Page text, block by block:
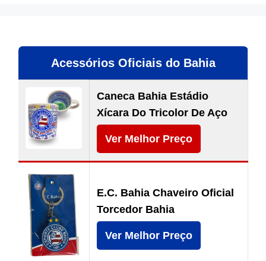
Acessórios Oficiais do Bahia
Caneca Bahia Estádio
Xícara Do Tricolor De Aço
Ver Melhor Preço
E.C. Bahia Chaveiro Oficial
Torcedor Bahia
Ver Melhor Preço